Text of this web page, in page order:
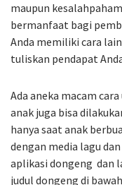
maupun
bermanfaat bagi
Anda memiliki cara
tuliskan pendapat
Ada aneka macam
anak juga bisa
hanya saat anak
dengan media lagu
aplikasi dongeng dan
judul dongeng di